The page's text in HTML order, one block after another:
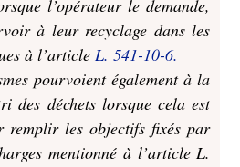
l’opérateur le demande,
à leur recyclage dans les
à l’articleL. 541-10-6.
pourvoient également à la
des déchets lorsque cela est
remplir les objectifs fixés par
mentionné à l’article L.